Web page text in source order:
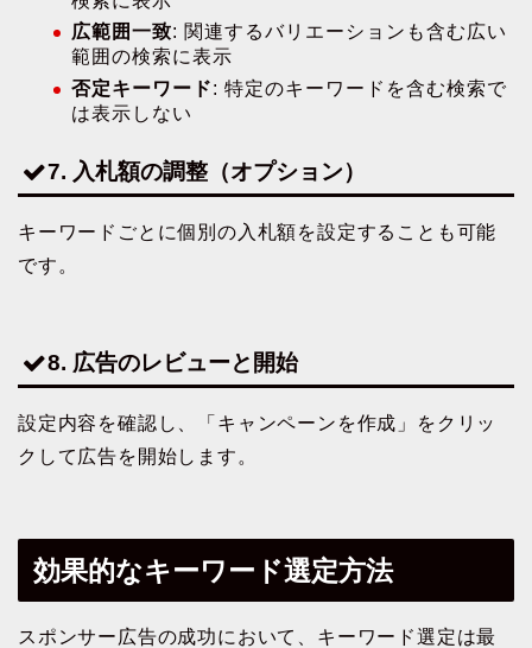
広範囲一致: 関連するバリエーションも含む広い
範囲の検索に表示
否定キーワード: 特定のキーワードを含む検索で
は表示しない
7. 入札額の調整（オプション）
キーワードごとに個別の入札額を設定することも可能
です。
8. 広告のレビューと開始
設定内容を確認し、「キャンペーンを作成」をクリッ
クして広告を開始します。
効果的なキーワード選定方法
スポンサー広告の成功において、キーワード選定は最